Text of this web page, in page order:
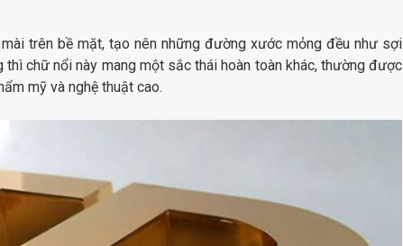
trên bề mặt, tạo nên những đường xước mỏng đều như sợi
chữ nổi này mang một sắc thái hoàn toàn khác, thường được
mỹ và nghệ thuật cao.